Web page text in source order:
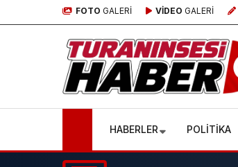
FOTO GALERİ VİDEO GALERİ
HABERLER POLİTİKA